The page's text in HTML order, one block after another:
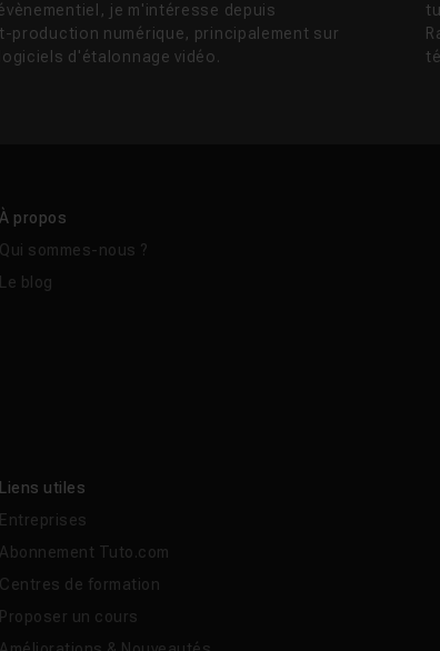
je m'intéresse depuis
production numérique, principalement sur
d'étalonnage vidéo.
À propos
Qui sommes-nous ?
Le blog
Liens utiles
Entreprises
Abonnement Tuto.com
Centres de formation
Proposer un cours